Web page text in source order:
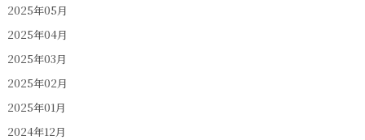
2025年05月
2025年04月
2025年03月
2025年02月
2025年01月
2024年12月